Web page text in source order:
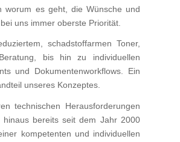
worum es geht, die Wünsche und
uns immer oberste Priorität.
schadstoffarmen Toner,
bis hin zu individuellen
und Dokumentenworkflows. Ein
unseres Konzeptes.
technischen Herausforderungen
bereits seit dem Jahr 2000
kompetenten und individuellen